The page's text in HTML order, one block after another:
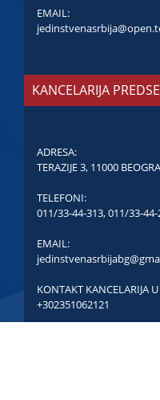
EMAIL:
KANCELARIJA
ADRESA:
TERAZIJE 3, 11000
TELEFONI:
011/33-44-313,011/33-44-
EMAIL:
KONTAKT KANCELARIJA
+302351062121